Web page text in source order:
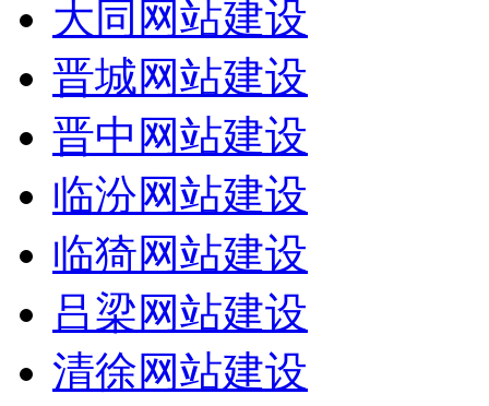
大同网站建设
晋城网站建设
晋中网站建设
临汾网站建设
临猗网站建设
吕梁网站建设
清徐网站建设